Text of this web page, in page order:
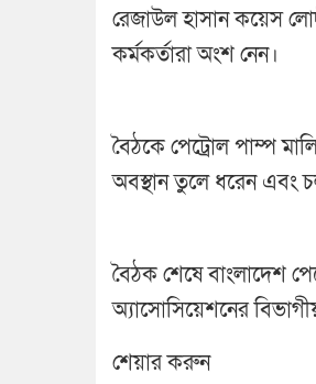
রেজাউল হাসান কয়েস
কর্মকর্তারা অংশ নেন।
বৈঠকে পেট্রোল পাম্প
অবস্থান তুলে ধরেন এবং
বৈঠক শেষে বাংলাদেশ
অ্যাসোসিয়েশনের
শেয়ার করুন